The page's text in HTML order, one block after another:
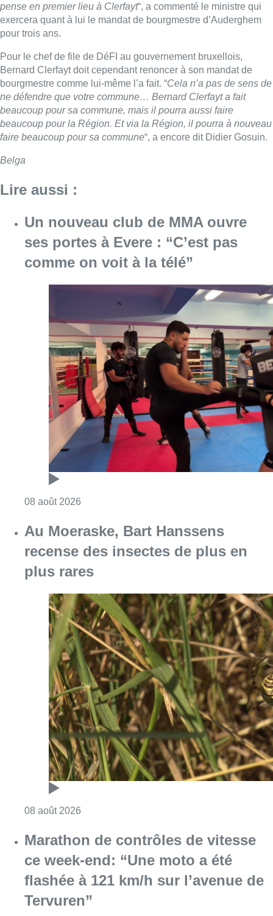
pense en premier lieu à Clerfayt“, a commenté le ministre qui
exercera quant à lui le mandat de bourgmestre d’Auderghem
pour trois ans.
Pour le chef de file de DéFI au gouvernement bruxellois,
Bernard Clerfayt doit cependant renoncer à son mandat de
bourgmestre comme lui-même l’a fait. “Cela n’a pas de sens de
ne défendre que votre commune… Bernard Clerfayt a fait
beaucoup pour sa commune, mais il pourra aussi faire
beaucoup pour la Région. Et via la Région, il pourra à nouveau
faire beaucoup pour sa commune“, a encore dit Didier Gosuin.
Belga
Lire aussi :
Un nouveau club de MMA ouvre
ses portes à Evere : “C’est pas
comme on voit à la télé”
08 août 2026
Au Moeraske, Bart Hanssens
recense des insectes de plus en
plus rares
08 août 2026
Marathon de contrôles de vitesse
ce week-end: “Une moto a été
flashée à 121 km/h sur l’avenue de
Tervuren”